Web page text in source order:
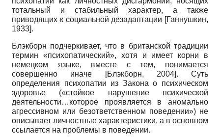
тотальный и стабильный характер, а также
приводящих к социальной дезадаптации [Ганнушкин,
1933].
Блэкборн подчеркивает, что в британской традиции
термин «психопатический», хотя и имеет корни в
немецком языке, вместе с тем, понимается
совершенно иначе
[Блэкборн, 2004]. Суть
определения психопатии из Закона о психическом
здоровье («стойкое нарушение психической
деятельности…которое проявляется в аномально
агрессивном или безответственном поведении») не
описывает личностные характеристики, а в основном
ссылается на проблемы в поведении.